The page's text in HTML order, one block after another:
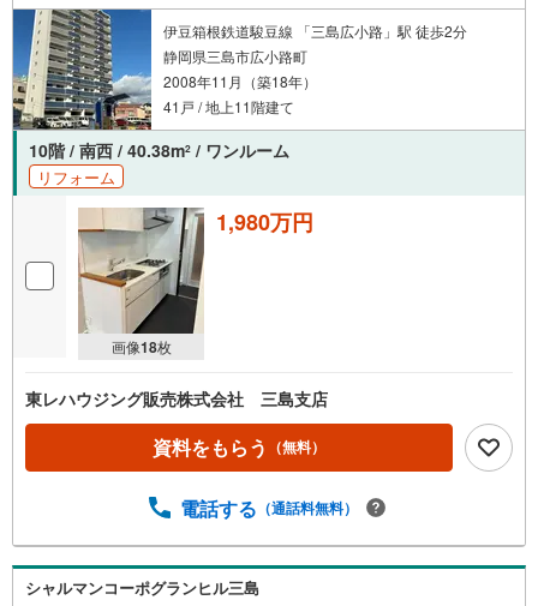
伊豆箱根鉄道駿豆線 「三島広小路」駅 徒歩2分
静岡県三島市広小路町
2008年11月（築18年）
41戸 / 地上11階建て
10階 / 南西 / 40.38m2 / ワンルーム
リフォーム
画像18枚
1,980万円
東レハウジング販売株式会社 三島支店
資料をもらう （無料）
電話する （通話料無料）
シャルマンコーポグランヒル三島